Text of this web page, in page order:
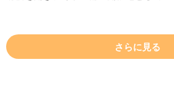
さらに見る